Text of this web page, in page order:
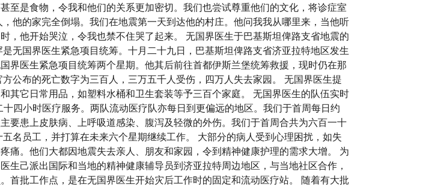
至是食物，令我和他们的关系更加密切。我们也尝试尊重他们的文化，将诊症室
他的家完全倒塌。我们在地震第一天到达他的村庄。他问我我从哪里来，当他听
，他开始哭泣，令我也禁不住哭了起来。 无国界医生于巴基斯坦俾路支省地震的
无国界医生紧急项目统筹。十月二十九日，巴基斯坦俾路支省济亚拉特地区发生
界医生紧急项目统筹两个星期。他其后前往首都伊斯兰堡统筹救援，现时仍在那
公布的死亡数字为三百人，三万五千人受伤，四万人失去家园。 无国界医生提
其它日常用品，如塑料水桶和卫生套装等予三百个家庭。 无国界医生的队伍实时
四小时医疗服务。两队流动医疗队亦每日到更偏远的地区。我们于首周每日约
要患上皮肤病、上呼吸道感染、腹泻及轻微的外伤。我们于首周合共为六百一十
名员工，并打算在未来六个星期继续工作。 大部分的病人受到心理困扰，如失
痛。他们大都因地震失去亲人、朋友和家园，令到精神健康护理的需求大增。 为
生己派出国际和当地的精神健康辅导员到济亚拉特周边地区，与当地社区合作，
首批工作点，是在无国界医生开始灾后工作时的固定和流动医疗站。 随着有大批